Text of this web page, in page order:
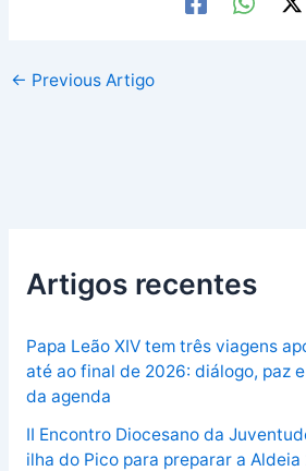
← Previous Artigo
Artigos recentes
Papa Leão XIV tem três viagens
até ao final de 2026: diálogo, paz
da agenda
II Encontro Diocesano da
ilha do Pico para preparar a Aldeia